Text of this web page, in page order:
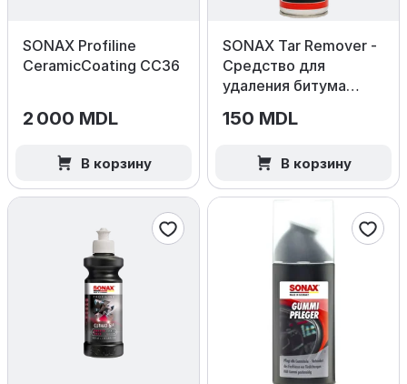
SONAX Profiline
CeramicCoating CC36
2 000 MDL
В корзину
SONAX Tar Remover -
Средство для
удаления битума
150 MDL
В корзину